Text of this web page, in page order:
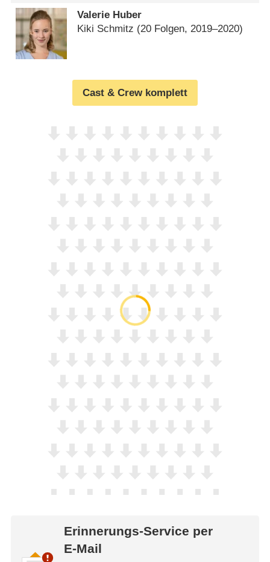
Valerie Huber
Kiki Schmitz (20 Folgen, 2019⁠–⁠2020)
Cast & Crew komplett
Erinnerungs-Service per
E-Mail